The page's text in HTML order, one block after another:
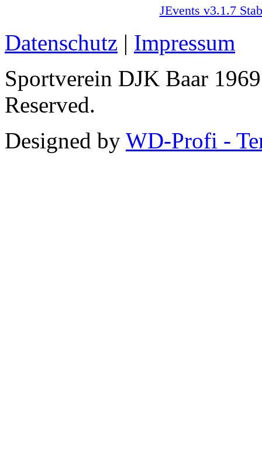
JEvents v3.1.7
Datenschutz | Impressum
Sportverein DJK Baar
Reserved.
Designed by WD-Profi -